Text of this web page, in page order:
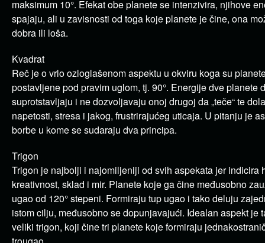
maksimum 10°. Efekat obe planete se intenzivira, njihove
spajaju, ali u zavisnosti od toga koje planete je čine, ona
dobra ili loša.
Kvadrat
Reč je o vrlo ozloglašenom aspektu u okviru koga su
postavljene pod pravim uglom, tj. 90°. Energije dve planete
suprotstavljaju i ne dozvoljavaju onoj drugoj da „teče“ te
napetosti, stresa i jakog, frustrirajućeg uticaja. U pitanju je
borbe u kome se sudaraju dva principa.
Trigon
Trigon je najbolji i najomiljeniji od svih aspekata jer indicira
kreativnost, sklad i mir. Planete koje ga čine međusobno
ugao od 120° stepeni. Formiraju tup ugao i tako deluju
istom cilju, međusobno se dopunjavajući. Idealan aspekt je
veliki trigon, koji čine tri planete koje formiraju